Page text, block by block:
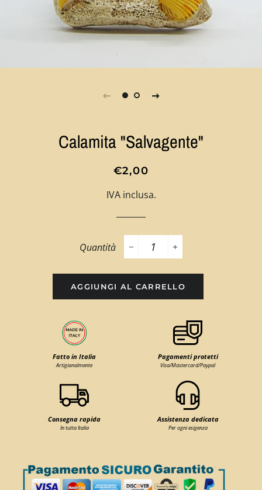
Calamita "Salvagente"
Prezzo
listino
Prezzo
€2,00
IVA inclusa.
Quantità
−
+
AGGIUNGI AL CARRELLO
Fatto in Italia
Artigianalmente
Pagamenti protetti
Visa/Mastercard/Paypal
Consegna rapida
In tutta Italia
Assistenza dedicata
Per ogni esigenza